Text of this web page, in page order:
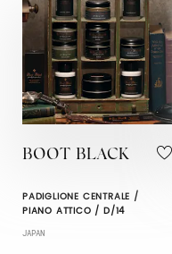
BOOT BLACK
PADIGLIONE CENTRALE /
PIANO ATTICO / D/14
JAPAN